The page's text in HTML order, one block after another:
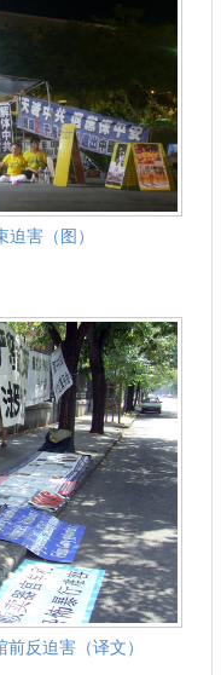
害（图）
反迫害（译文）